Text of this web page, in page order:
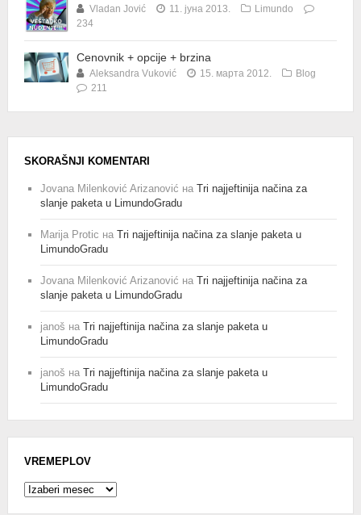
Vladan Jović 11. јуна 2013.
Limundo
234
Cenovnik + opcije + brzina
Aleksandra Vuković 15. марта 2012.
Blog
211
SKORAŠNJI KOMENTARI
Jovana Milenković Arizanović на Tri najjeftinija načina za
slanje paketa u LimundoGradu
Marija Protic на Tri najjeftinija načina za slanje paketa u
LimundoGradu
Jovana Milenković Arizanović на Tri najjeftinija načina za
slanje paketa u LimundoGradu
janoš на Tri najjeftinija načina za slanje paketa u
LimundoGradu
janoš на Tri najjeftinija načina za slanje paketa u
LimundoGradu
VREMEPLOV
Vremeplov